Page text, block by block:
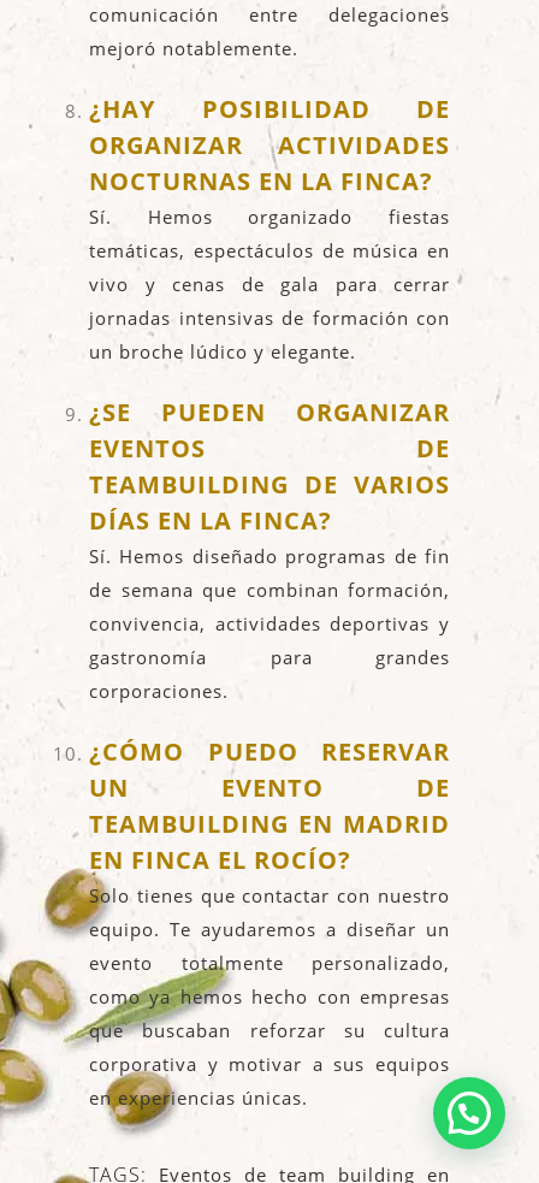
comunicación entre delegaciones
mejoró notablemente.
¿HAY POSIBILIDAD DE
ORGANIZAR ACTIVIDADES
NOCTURNAS EN LA FINCA?
Sí. Hemos organizado fiestas
temáticas, espectáculos de música en
vivo y cenas de gala para cerrar
jornadas intensivas de formación con
un broche lúdico y elegante.
¿SE PUEDEN ORGANIZAR
EVENTOS DE
TEAMBUILDING DE VARIOS
DÍAS EN LA FINCA?
Sí. Hemos diseñado programas de fin
de semana que combinan formación,
convivencia, actividades deportivas y
gastronomía para grandes
corporaciones.
¿CÓMO PUEDO RESERVAR
UN EVENTO DE
TEAMBUILDING EN MADRID
EN FINCA EL ROCÍO?
Solo tienes que contactar con nuestro
equipo. Te ayudaremos a diseñar un
evento totalmente personalizado,
como ya hemos hecho con empresas
que buscaban reforzar su cultura
corporativa y motivar a sus equipos
en experiencias únicas.
TAGS: Eventos de team building en